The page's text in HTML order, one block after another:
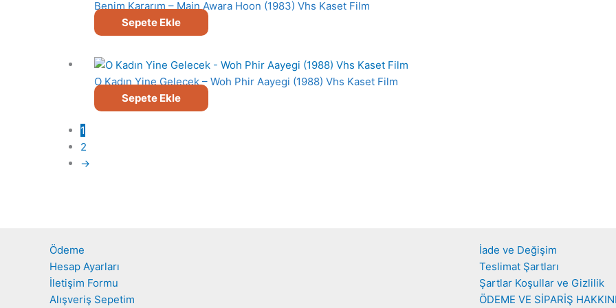
Benim Kararım – Main Awara Hoon (1983) Vhs Kaset Film
Sepete Ekle
O Kadın Yine Gelecek – Woh Phir Aayegi (1988) Vhs Kaset Film
Sepete Ekle
1
2
→
Ödeme
Hesap Ayarları
İletişim Formu
Alışveriş Sepetim
İade ve Değişim
Teslimat Şartları
Şartlar Koşullar ve Gizlilik
ÖDEME VE SİPARİŞ